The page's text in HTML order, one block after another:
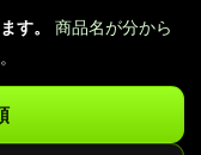
す。
商品名が分から